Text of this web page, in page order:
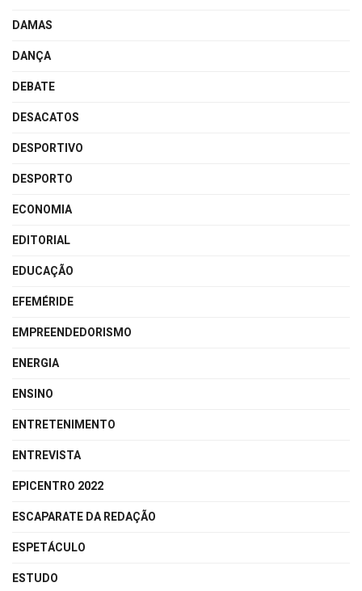
DAMAS
DANÇA
DEBATE
DESACATOS
DESPORTIVO
DESPORTO
ECONOMIA
EDITORIAL
EDUCAÇÃO
EFEMÉRIDE
EMPREENDEDORISMO
ENERGIA
ENSINO
ENTRETENIMENTO
ENTREVISTA
EPICENTRO 2022
ESCAPARATE DA REDAÇÃO
ESPETÁCULO
ESTUDO